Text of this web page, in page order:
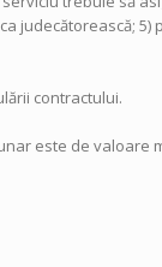
judecătorească;
contractului.
este de valoare